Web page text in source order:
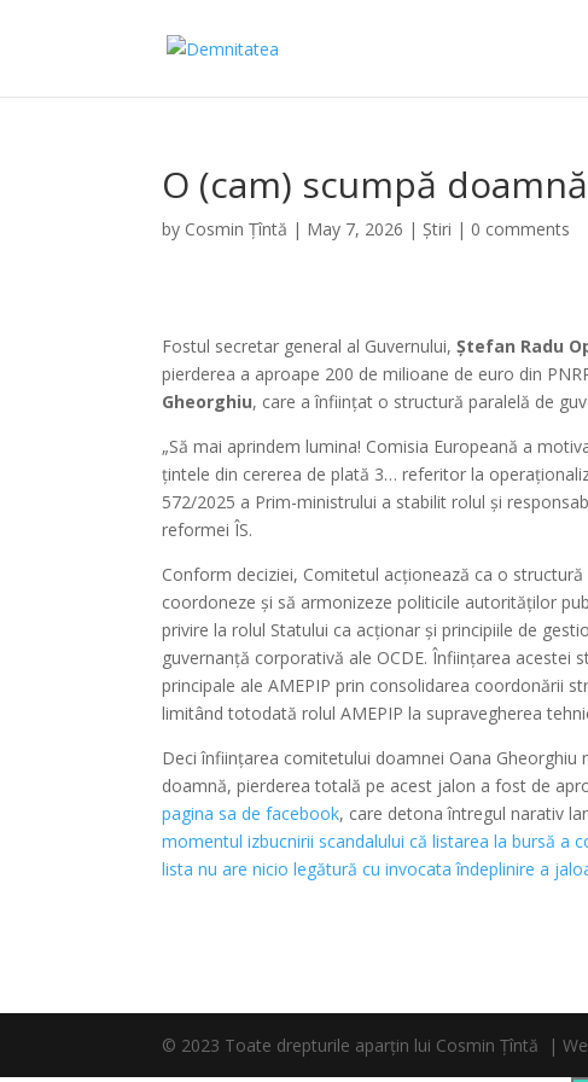
O (cam) scumpă
by Cosmin Țîntă | May 7, 2026 |Știri | 0 comments
Fostul secretar general al Guvernului,Ștefan Radu
pierderea a aproape 200 de milioane de euro din
Gheorghiu, care a înființat o structură paralelă de
„Să mai aprindem lumina! Comisia Europeană a
țintele din cererea de plată 3… referitor la
572/2025 a Prim-ministrului a stabilit rolul și
reformei ÎS.
Conform deciziei, Comitetul acționează ca o
coordoneze și să armonizeze politicile autorităților
privire la rolul Statului ca acționar și principiile de
guvernanță corporativă ale OCDE. Înființarea acestei
principale ale AMEPIP prin consolidarea coordonării
limitând totodată rolul AMEPIP la supravegherea
Deci înființarea comitetului doamnei Oana Gheorghiu
doamnă, pierderea totală pe acest jalon a fost de
pagina sa de facebook, care detona întregul narativ
momentul izbucnirii scandalului că listarea la bursă a
lista nu are nicio legătură cu invocata îndeplinire a
© 2023 Toate drepturile aparțin lui Cosmin Țîntă |